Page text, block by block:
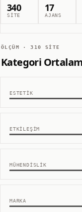
340
SITE
17
AJANS
ÖLÇÜM ·310 SITE
Kategori
ESTETIK
ETKILEŞIM
MÜHENDISLIK
MARKA